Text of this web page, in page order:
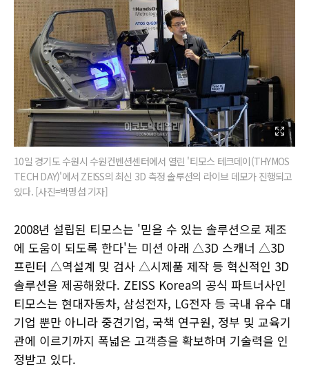
10일 경기도 수원시 수원컨벤션센터에서 열린 '티모스 테크데이(THYMOS
TECH DAY)'에서 ZEISS의 최신 3D 측정 솔루션의 라이브 데모가 진행되고
있다. [사진=박명섭 기자]
2008년 설립된 티모스는 '믿을 수 있는 솔루션으로 제조
에 도움이 되도록 한다'는 미션 아래 △3D 스캐너 △3D
프린터 △역설계 및 검사 △시제품 제작 등 혁신적인 3D
솔루션을 제공해왔다. ZEISS Korea의 공식 파트너사인
티모스는 현대자동차, 삼성전자, LG전자 등 국내 유수 대
기업 뿐만 아니라 중견기업, 국책 연구원, 정부 및 교육기
관에 이르기까지 폭넓은 고객층을 확보하며 기술력을 인
정받고 있다.